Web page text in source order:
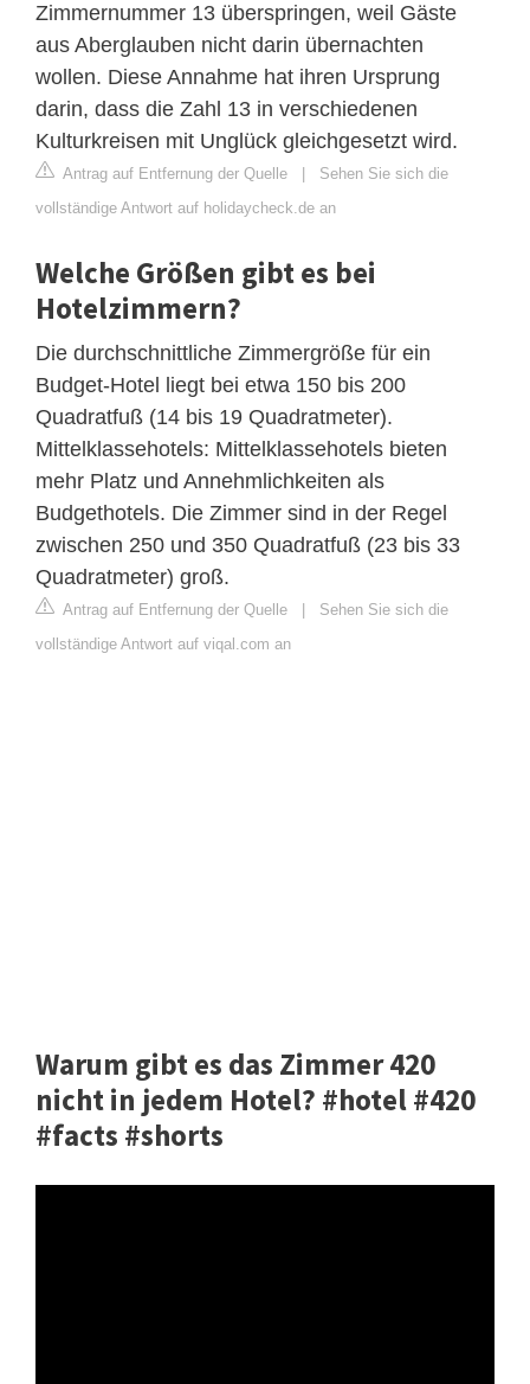
Zimmernummer 13 überspringen, weil Gäste
aus Aberglauben nicht darin übernachten
wollen. Diese Annahme hat ihren Ursprung
darin, dass die Zahl 13 in verschiedenen
Kulturkreisen mit Unglück gleichgesetzt wird.
Antrag auf Entfernung der Quelle
Sehen Sie sich die
vollständige Antwort auf holidaycheck.de an
Welche Größen gibt es bei
Hotelzimmern?
Die durchschnittliche Zimmergröße für ein
Budget-Hotel liegt bei etwa 150 bis 200
Quadratfuß (14 bis 19 Quadratmeter).
Mittelklassehotels: Mittelklassehotels bieten
mehr Platz und Annehmlichkeiten als
Budgethotels. Die Zimmer sind in der Regel
zwischen 250 und 350 Quadratfuß (23 bis 33
Quadratmeter) groß.
Antrag auf Entfernung der Quelle
Sehen Sie sich die
vollständige Antwort auf viqal.com an
Warum gibt es das Zimmer 420
nicht in jedem Hotel? #hotel #420
#facts #shorts